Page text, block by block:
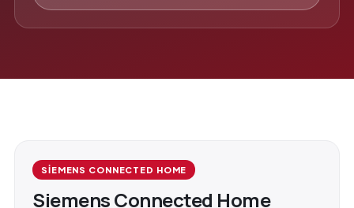
SIEMENS CONNECTED HOME
Siemens Connected Home